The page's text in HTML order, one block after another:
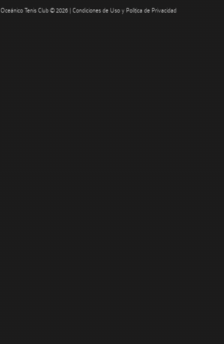
Oceánico Tenis Club © 2026 | Condiciones de Uso y Política de Privacidad